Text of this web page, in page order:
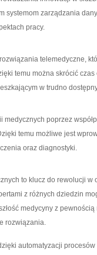
systemom zarządzania
pracy.
telemedyczne,
temu można skrócić
w trudno
poprzez
temu możliwe jest
oraz diagnostyki.
to klucz do rewolucji
z różnych dziedzin
medycyny z
rozwiązania.
automatyzacji